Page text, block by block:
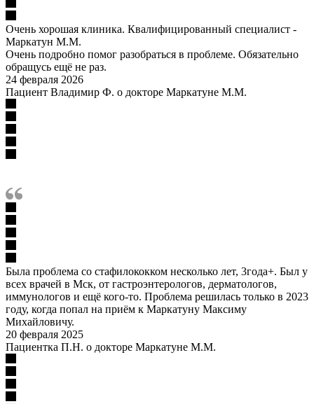
Очень хорошая клиника. Квалифицированный специалист -
Маркатун М.М.
Очень подробно помог разобраться в проблеме. Обязательно
обращусь ещё не раз.
24 февраля 2026
Пациент Владимир Ф. о докторе Маркатуне М.М.
Была проблема со стафилококком несколько лет, 3года+. Был у
всех врачей в Мск, от гастроэнтерологов, дерматологов,
иммунологов и ещё кого-то. Проблема решилась только в 2023
году, когда попал на приём к Маркатуну Максиму
Михайловичу.
20 февраля 2025
Пациентка П.Н. о докторе Маркатуне М.М.